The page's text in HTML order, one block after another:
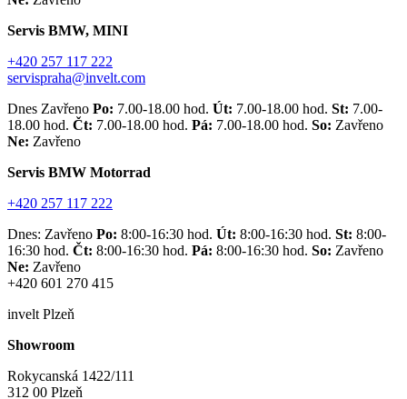
Servis BMW, MINI
+420 257 117 222
servispraha@invelt.com
Dnes Zavřeno Po: 7.00-18.00 hod. Út: 7.00-18.00 hod. St: 7.00-
18.00 hod. Čt: 7.00-18.00 hod. Pá: 7.00-18.00 hod. So: Zavřeno
Ne: Zavřeno
Servis BMW Motorrad
+420 257 117 222
Dnes: Zavřeno Po: 8:00-16:30 hod. Út: 8:00-16:30 hod. St: 8:00-
16:30 hod. Čt: 8:00-16:30 hod. Pá: 8:00-16:30 hod. So: Zavřeno
Ne: Zavřeno
+420 601 270 415
invelt Plzeň
Showroom
Rokycanská 1422/111
312 00 Plzeň